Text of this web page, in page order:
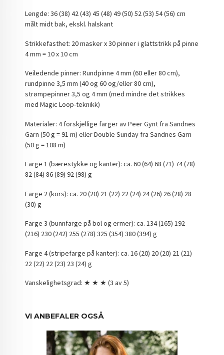
Lengde: 36 (38) 42 (43) 45 (48) 49 (50) 52 (53) 54 (56) cm
målt midt bak, ekskl. halskant
Strikkefasthet: 20 masker x 30 pinner i glattstrikk på pinne
4 mm = 10 x 10 cm
Veiledende pinner: Rundpinne 4 mm (60 eller 80 cm),
rundpinne 3,5 mm (40 og 60 og/eller 80 cm),
strømpepinner 3,5 og 4 mm (med mindre det strikkes
med Magic Loop-teknikk)
Materialer: 4 forskjellige farger av Peer Gynt fra Sandnes
Garn (50 g = 91 m) eller Double Sunday fra Sandnes Garn
(50 g = 108 m)
Farge 1 (bærestykke og kanter): ca. 60 (64) 68 (71) 74 (78)
82 (84) 86 (89) 92 (98) g
Farge 2 (kors): ca. 20 (20) 21 (22) 22 (24) 24 (26) 26 (28) 28
(30) g
Farge 3 (bunnfarge på bol og ermer): ca. 134 (165) 192
(216) 230 (242) 255 (278) 325 (354) 380 (394) g
Farge 4 (stripefarge på kanter): ca. 16 (20) 20 (20) 21 (21)
22 (22) 22 (23) 23 (24) g
Vanskelighetsgrad: ★ ★ ★ (3 av 5)
VI ANBEFALER OGSÅ